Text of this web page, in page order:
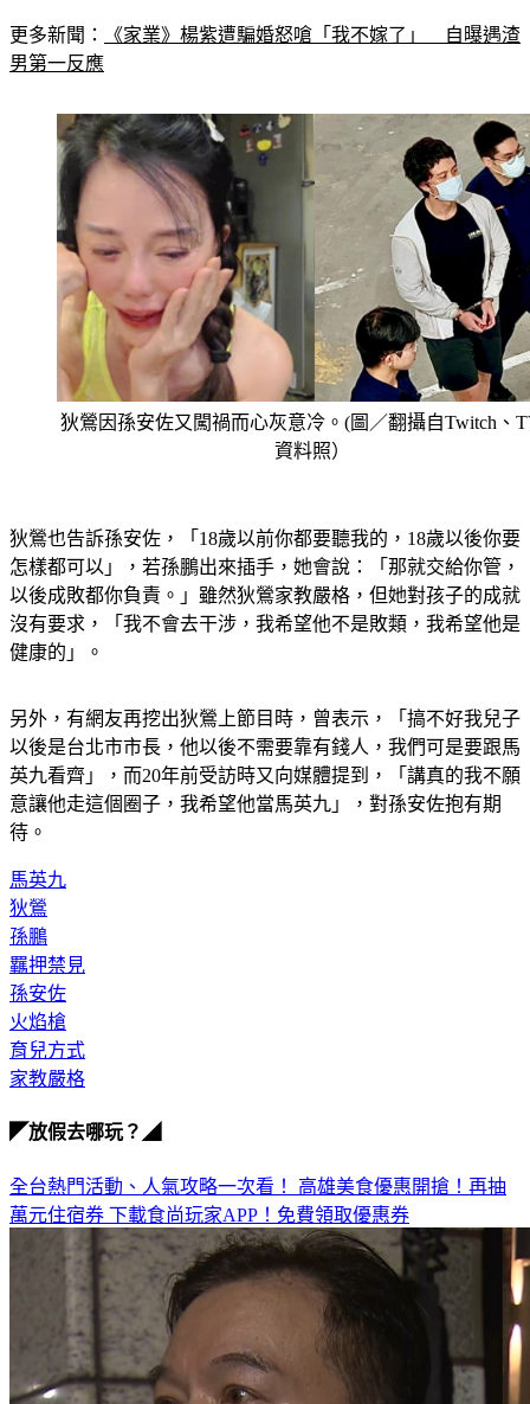
更多新聞：
《家業》楊紫遭騙婚怒嗆「我不嫁了」　自曝遇渣
男第一反應
狄鶯因孫安佐又闖禍而心灰意冷。(圖／翻攝自Twitch、
資料照）
狄鶯也告訴孫安佐，「18歲以前你都要聽我的，18歲以後你要
怎樣都可以」，若孫鵬出來插手，她會說：「那就交給你管，
以後成敗都你負責。」雖然狄鶯家教嚴格，但她對孩子的成就
沒有要求，「我不會去干涉，我希望他不是敗類，我希望他是
健康的」。
另外，有網友再挖出狄鶯上節目時，曾表示，「搞不好我兒子
以後是台北市市長，他以後不需要靠有錢人，我們可是要跟馬
英九看齊」，而20年前受訪時又向媒體提到，「講真的我不願
意讓他走這個圈子，我希望他當馬英九」，對孫安佐抱有期
待。
馬英九
狄鶯
孫鵬
羈押禁見
孫安佐
火焰槍
育兒方式
家教嚴格
◤放假去哪玩？◢
全台熱門活動、人氣攻略一次看！ 高雄美食優惠開搶！再抽
萬元住宿券 下載食尚玩家APP！免費領取優惠券